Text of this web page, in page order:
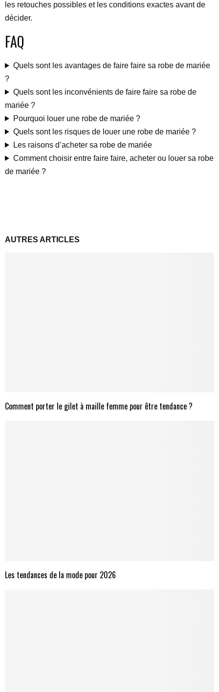
les retouches possibles et les conditions exactes avant de
décider.
FAQ
Quels sont les avantages de faire faire sa robe de mariée
?
Quels sont les inconvénients de faire faire sa robe de
mariée ?
Pourquoi louer une robe de mariée ?
Quels sont les risques de louer une robe de mariée ?
Les raisons d’acheter sa robe de mariée
Comment choisir entre faire faire, acheter ou louer sa robe
de mariée ?
AUTRES ARTICLES
Comment porter le gilet à maille femme pour être tendance ?
Les tendances de la mode pour 2026